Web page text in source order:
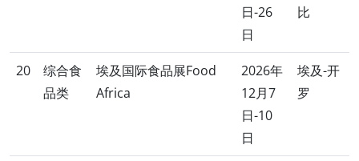
日-26
日
比
20
综合食
品类
埃及国际食品展Food
Africa
2026年
12月7
日-10
日
埃及-开
罗